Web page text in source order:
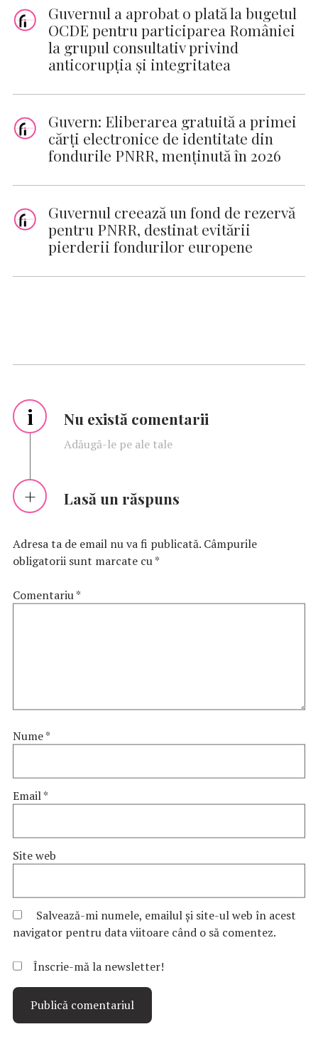
Guvernul a aprobat o plată la bugetul
OCDE pentru participarea României
la grupul consultativ privind
anticorupţia şi integritatea
Guvern: Eliberarea gratuită a primei
cărţi electronice de identitate din
fondurile PNRR, menţinută în 2026
Guvernul creează un fond de rezervă
pentru PNRR, destinat evitării
pierderii fondurilor europene
i Nu există comentarii
Adăugă-le pe ale tale
Lasă un răspuns
Adresa ta de email nu va fi publicată. Câmpurile
obligatorii sunt marcate cu*
Comentariu*
Nume*
Email*
Site web
Salvează-mi numele, emailul și site-ul web în acest
navigator pentru data viitoare când o să comentez.
Înscrie-mă la newsletter!